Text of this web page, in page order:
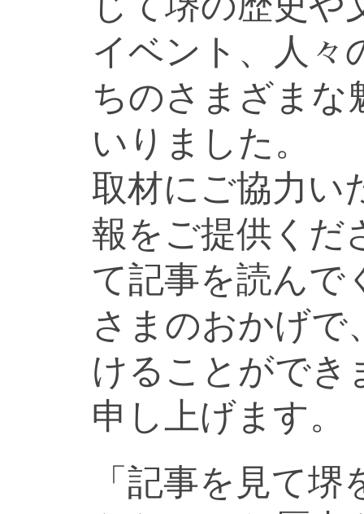
イベント、人々
ちのさまざまな
いりました。
取材にご協力い
報をご提供くだ
て記事を読んで
さまのおかげで
けることができ
申し上げます。
「記事を見て